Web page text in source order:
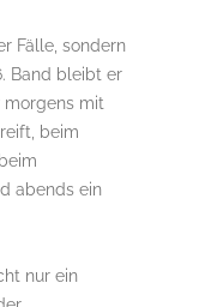
Fälle, sondern
Band bleibt er
morgens mit
beim
abends ein
nur ein